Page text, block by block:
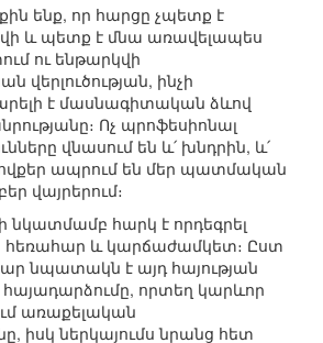
ենք, որ հարցը չպետք է
և պետք է մնա առավելապես
ու ենթարկվի
ինչի
է մասնագիտական ձևով
Ոչ պրոֆեսիոնալ
վնասում են և՛ խնդրին, և՛
ապրում են մեր պատմական
վայրերում։
նկատմամբ հարկ է որդեգրել
հեռահար և կարճաժամկետ։ Ըստ
նպատակն է այդ հայության
հայադարձումը, որտեղ կարևոր
առաքելական
իսկ ներկայումս նրանց հետ